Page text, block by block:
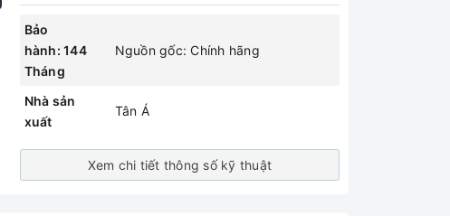
Bảo
hành: 144
Tháng
Nguồn gốc: Chính hãng
Nhà sản
xuất
Tân Á
Xem chi tiết thông số kỹ thuật